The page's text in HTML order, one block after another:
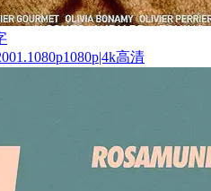
高清